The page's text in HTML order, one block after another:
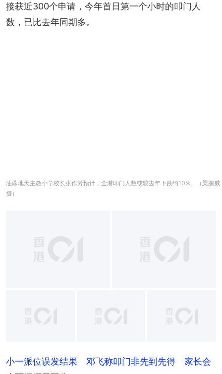
接获近300个申请，今年首日第一个小时的叩门人
数，已比去年同期多。
油蔴地天主教小学校长张作芳预计，全港叩门人数或较去年下跌约10%。（梁鹏威
摄）
+1
小一派位误发结果 邓飞称叩门非先到先得 家长会